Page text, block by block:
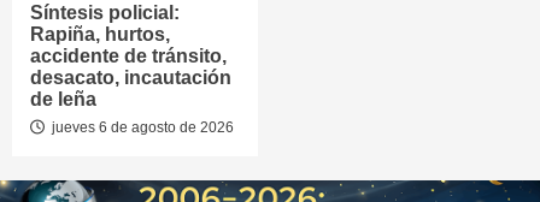
Síntesis policial:
Rapiña, hurtos,
accidente de tránsito,
desacato, incautación
de leña
jueves 6 de agosto de 2026